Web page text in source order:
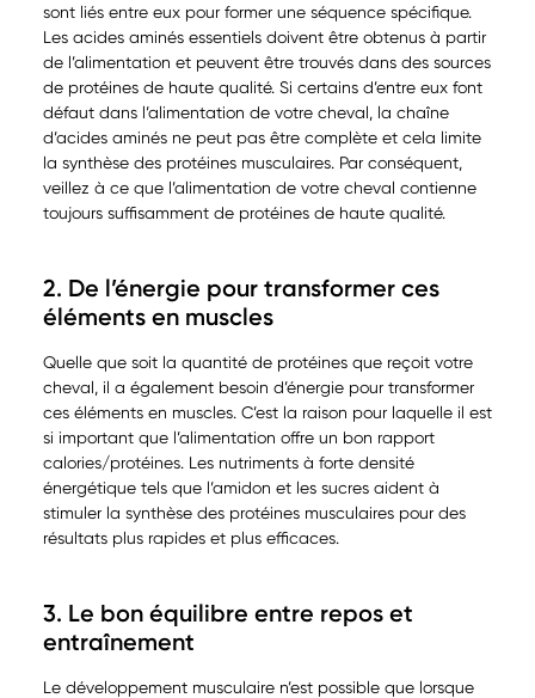
sont liés entre eux pour former une séquence spécifique.
Les acides aminés essentiels doivent être obtenus à partir
de l’alimentation et peuvent être trouvés dans des sources
de protéines de haute qualité. Si certains d’entre eux font
défaut dans l’alimentation de votre cheval, la chaîne
d’acides aminés ne peut pas être complète et cela limite
la synthèse des protéines musculaires. Par conséquent,
veillez à ce que l’alimentation de votre cheval contienne
toujours suffisamment de protéines de haute qualité.
2. De l’énergie pour transformer ces
éléments en muscles
Quelle que soit la quantité de protéines que reçoit votre
cheval, il a également besoin d’énergie pour transformer
ces éléments en muscles. C’est la raison pour laquelle il est
si important que l’alimentation offre un bon rapport
calories/protéines. Les nutriments à forte densité
énergétique tels que l’amidon et les sucres aident à
stimuler la synthèse des protéines musculaires pour des
résultats plus rapides et plus efficaces.
3. Le bon équilibre entre repos et
entraînement
Le développement musculaire n’est possible que lorsque